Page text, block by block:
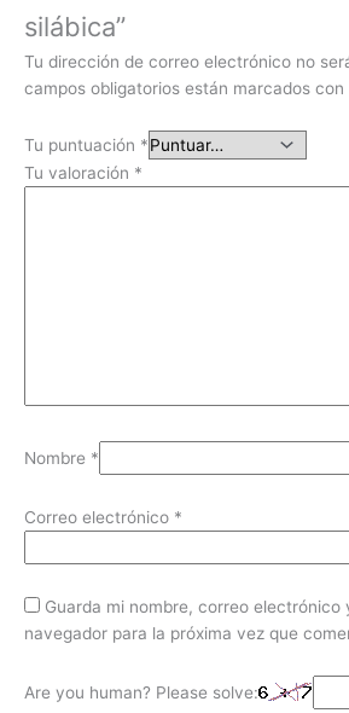
silábica”
Tu dirección de correo electrónico no
campos obligatorios están marcados con
Tu puntuación *
Tu valoración *
Nombre *
Correo electrónico *
Guarda mi nombre, correo electrónico
navegador para la próxima vez que
Are you human? Please solve: